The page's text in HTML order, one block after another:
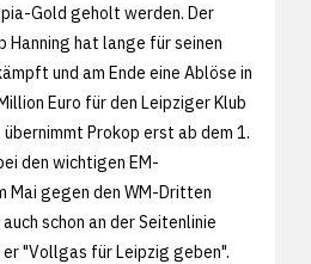
Gold geholt werden. Der
Hanning hat lange für seinen
und am Ende eine Ablöse in
Euro für den Leipziger Klub
Prokop erst ab dem 1.
den wichtigen EM-
Mai gegen den WM-Dritten
schon an der Seitenlinie
"Vollgas für Leipzig geben".